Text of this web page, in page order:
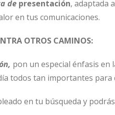
de presentación, adaptada
en tus comunicaciones.
OTROS CAMINOS:
pon un especial énfasis
todos tan importantes
en tu búsqueda y